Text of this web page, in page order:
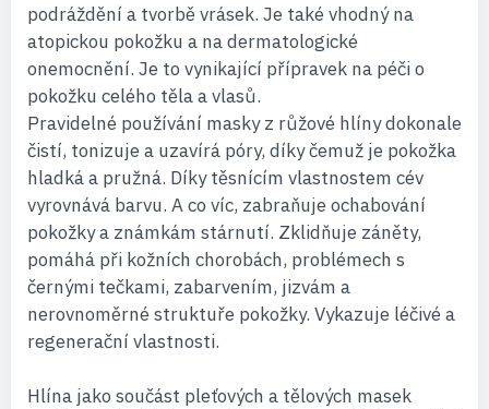
podráždění a tvorbě vrásek. Je také vhodný na
atopickou pokožku a na dermatologické
onemocnění. Je to vynikající přípravek na péči o
pokožku celého těla a vlasů.
Pravidelné používání masky z růžové hlíny dokonale
čistí, tonizuje a uzavírá póry, díky čemuž je pokožka
hladká a pružná. Díky těsnícím vlastnostem cév
vyrovnává barvu. A co víc, zabraňuje ochabování
pokožky a známkám stárnutí. Zklidňuje záněty,
pomáhá při kožních chorobách, problémech s
černými tečkami, zabarvením, jizvám a
nerovnoměrné struktuře pokožky. Vykazuje léčivé a
regenerační vlastnosti.
Hlína jako součást pleťových a tělových masek